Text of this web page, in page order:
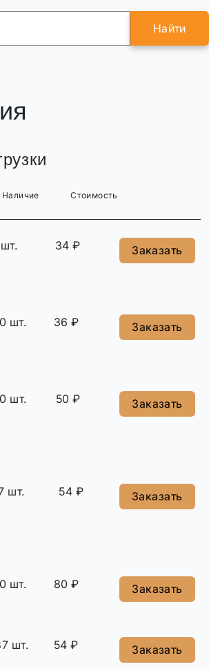
Найти
Наличие Стоимость
34 ₽ Заказать
шт. 36 ₽ Заказать
шт. 50 ₽ Заказать
шт. 54 ₽ Заказать
шт. 80 ₽ Заказать
шт. 54 ₽ Заказать